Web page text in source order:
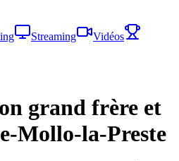
Streaming
Vidéos
grand frère et
Mollo-la-Preste